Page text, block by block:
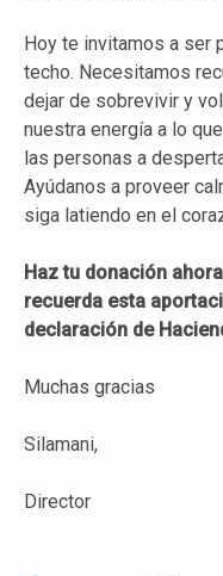
Hoy te invitamos a ser
techo. Necesitamos
dejar de sobrevivir y
nuestra energía a lo
las personas a
Ayúdanos a proveer
siga latiendo en el
Haz tu donación
recuerda esta
declaración de
Muchas gracias
Silamani,
Director